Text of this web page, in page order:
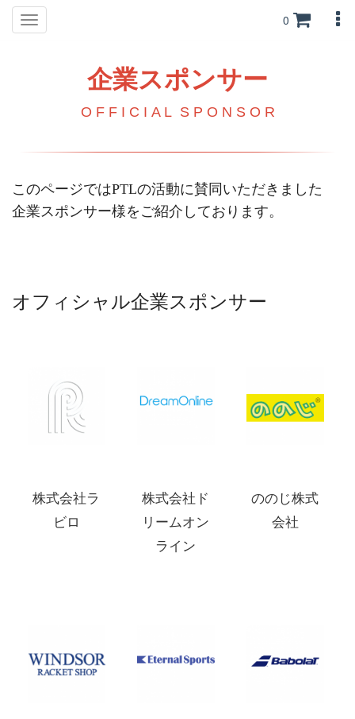
Toggle
navigation
0
企業スポンサー
O F F I C I AL S P O N S O R
このページではPTLの活動に賛同いただきました
企業スポンサー様をご紹介しております。
オフィシャル企業スポンサー
株式会社ラ
ビロ
株式会社ド
リームオン
ライン
ののじ株式
会社